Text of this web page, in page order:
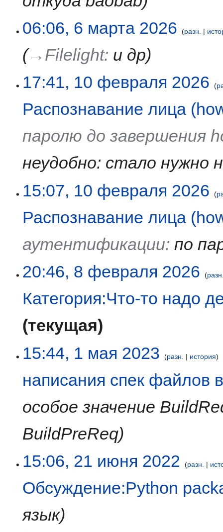
06:06, 6 марта 2026
разн.
→‎Filelight: и др
февраля
17:41, 10 февраля 2026
Распознавание лица
паролю до завершения
неудобно: стало нужно
15:07, 10 февраля 2026
Распознавание лица
аутентификации:по
февраля
20:46, 8 февраля 2026
Категория:Что-то надо
текущая
мая15:44, 1 мая 2023 разн. история
написания спек файлов
особое значение
BuildPreReq
июня15:06, 21 июня 2022 разн.
Обсуждение:Python
язык